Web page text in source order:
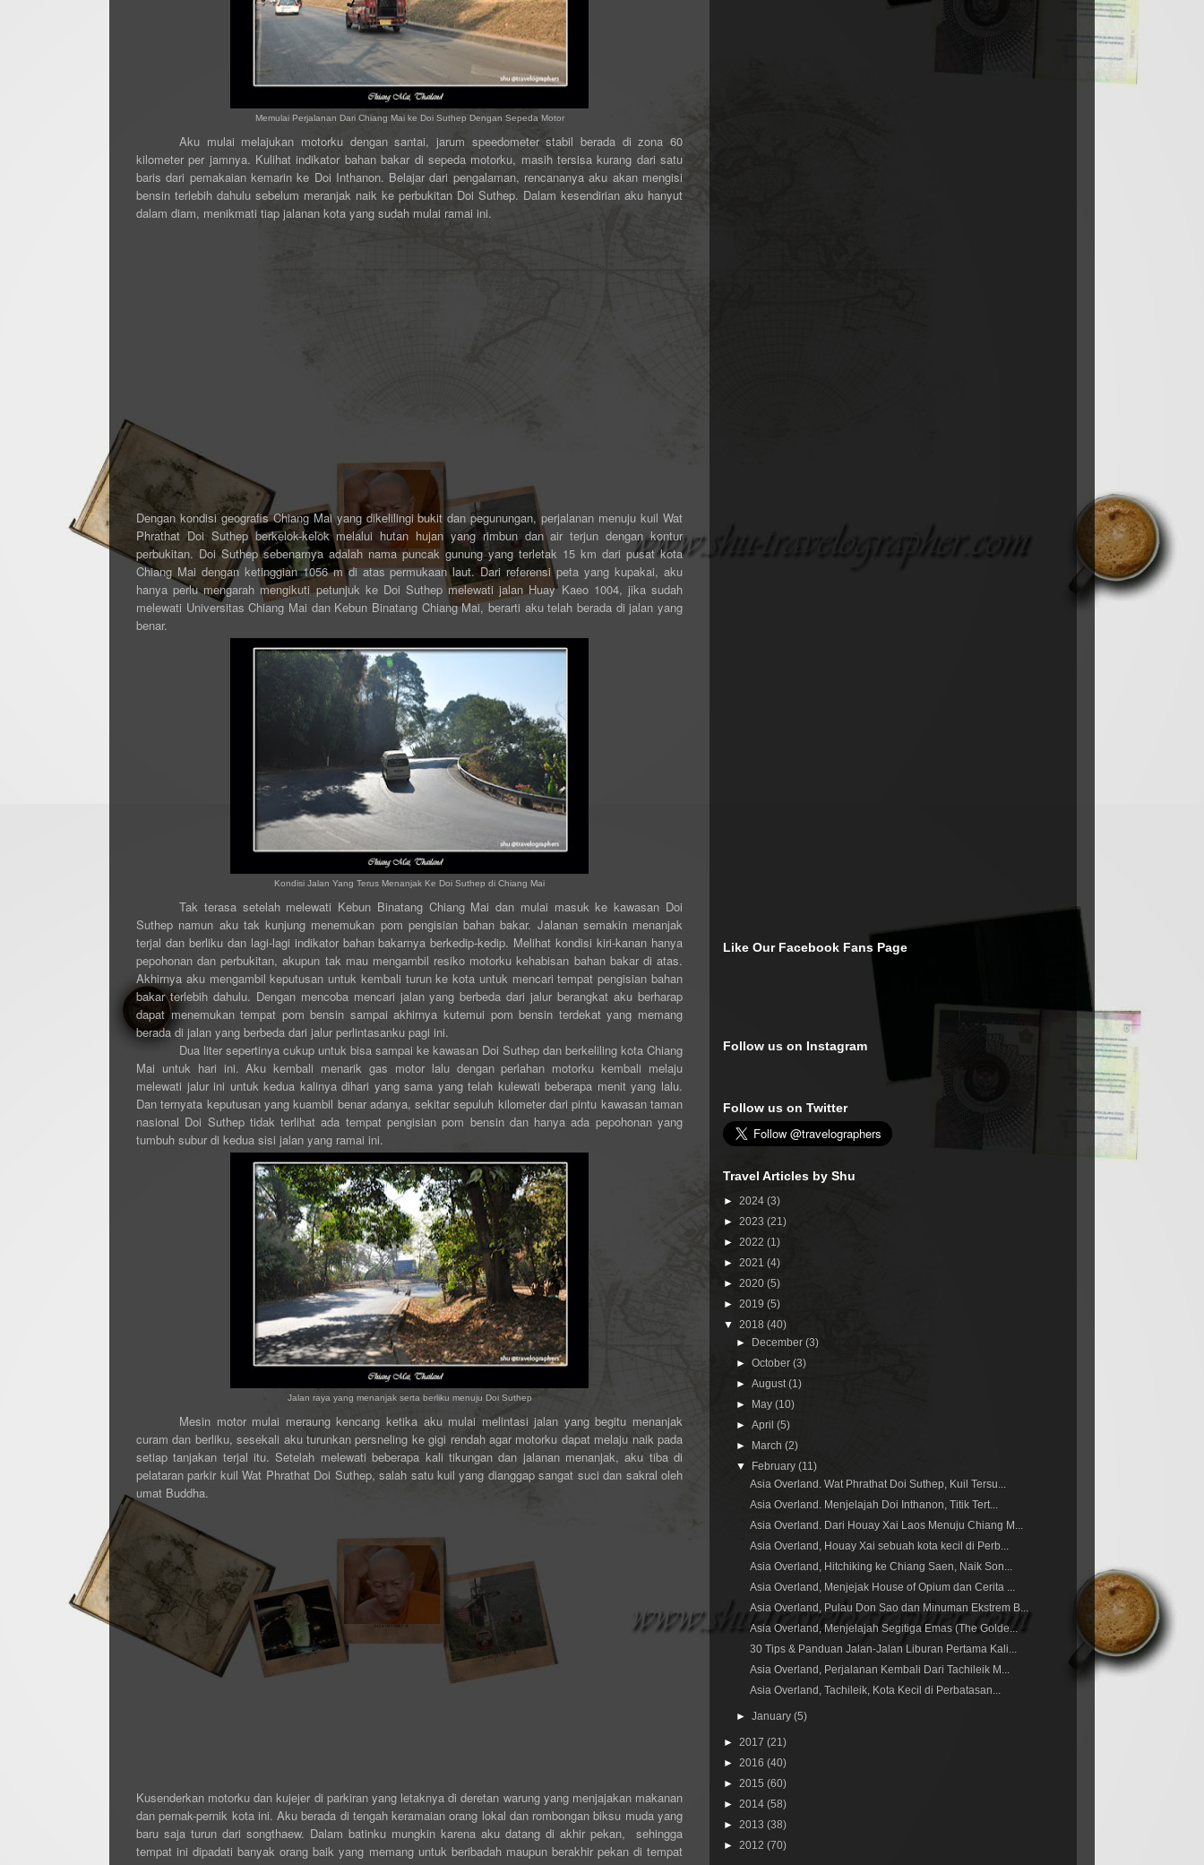
Memulai Perjalanan Dari Chiang Mai ke Doi Suthep Dengan Sepeda Motor
Aku mulai melajukan motorku dengan santai, jarum speedometer stabil berada di zona 60
kilometer per jamnya. Kulihat indikator bahan bakar di sepeda motorku, masih tersisa kurang dari satu
baris dari pemakaian kemarin ke Doi Inthanon. Belajar dari pengalaman, rencananya aku akan mengisi
bensin terlebih dahulu sebelum meranjak naik ke perbukitan Doi Suthep. Dalam kesendirian aku hanyut
dalam diam, menikmati tiap jalanan kota yang sudah mulai ramai ini.
Dengan kondisi geografis Chiang Mai yang dikelilingi bukit dan pegunungan, perjalanan menuju kuil Wat
Phrathat Doi Suthep berkelok-kelok melalui hutan hujan yang rimbun dan air terjun dengan kontur
perbukitan. Doi Suthep sebenarnya adalah nama puncak gunung yang terletak 15 km dari pusat kota
Chiang Mai dengan ketinggian 1056 m di atas permukaan laut. Dari referensi peta yang kupakai, aku
hanya perlu mengarah mengikuti petunjuk ke Doi Suthep melewati jalan Huay Kaeo 1004, jika sudah
melewati Universitas Chiang Mai dan Kebun Binatang Chiang Mai, berarti aku telah berada di jalan yang
benar.
Kondisi Jalan Yang Terus Menanjak Ke Doi Suthep di Chiang Mai
Tak terasa setelah melewati Kebun Binatang Chiang Mai dan mulai masuk ke kawasan Doi
Suthep namun aku tak kunjung menemukan pom pengisian bahan bakar. Jalanan semakin menanjak
terjal dan berliku dan lagi-lagi indikator bahan bakarnya berkedip-kedip. Melihat kondisi kiri-kanan hanya
pepohonan dan perbukitan, akupun tak mau mengambil resiko motorku kehabisan bahan bakar di atas.
Akhirnya aku mengambil keputusan untuk kembali turun ke kota untuk mencari tempat pengisian bahan
bakar terlebih dahulu. Dengan mencoba mencari jalan yang berbeda dari jalur berangkat aku berharap
dapat menemukan tempat pom bensin sampai akhirnya kutemui pom bensin terdekat yang memang
berada di jalan yang berbeda dari jalur perlintasanku pagi ini.
Dua liter sepertinya cukup untuk bisa sampai ke kawasan Doi Suthep dan berkeliling kota Chiang
Mai untuk hari ini.Aku kembali menarik gas motorlalu dengan perlahan motorku kembali melaju
melewati jalur ini untuk kedua kalinya dihari yang sama yang telah kulewati beberapa menit yang lalu.
Dan ternyata keputusan yang kuambil benar adanya, sekitar sepuluh kilometer dari pintu kawasan taman
nasional Doi Suthep tidak terlihat ada tempat pengisian pom bensin dan hanya ada pepohonan yang
tumbuh subur di kedua sisi jalan yang ramai ini.
Jalan raya yang menanjak serta berliku menuju Doi Suthep
Mesin motor mulai meraung kencang ketika aku mulai melintasi jalan yang begitu menanjak
curam dan berliku, sesekali aku turunkan persneling ke gigi rendah agar motorku dapat melaju naik pada
setiap tanjakan terjal itu. Setelah melewati beberapa kali tikungan dan jalanan menanjak, aku tiba di
pelataran parkir kuil Wat Phrathat Doi Suthep, salah satu kuil yang dianggap sangat suci dan sakral oleh
umat Buddha.
Kusenderkan motorku dan kujejer di parkiran yang letaknya di deretan warung yang menjajakan makanan
dan pernak-pernik kota ini. Aku berada di tengah keramaian orang lokal dan rombongan biksu muda yang
baru saja turun dari songthaew. Dalam batinku mungkin karena aku datang di akhir pekan, sehingga
tempat ini dipadati banyak orang baik yang memang untuk beribadah maupun berakhir pekan di tempat
Like Our Facebook Fans Page
Follow us on Instagram
Follow us on Twitter
Travel Articles by Shu
► 2024 (3)
► 2023 (21)
► 2022 (1)
► 2021 (4)
► 2020 (5)
► 2019 (5)
▼ 2018 (40)
►
December(3)
►October(3)
►August(1)
►
May(10)
►April(5)
►
March(2)
▼
February(11)
Asia Overland. Wat Phrathat Doi Suthep, Kuil Tersu...
Asia Overland. Menjelajah Doi Inthanon, Titik Tert...
Asia Overland. Dari Houay Xai Laos Menuju Chiang M...
Asia Overland, Houay Xai sebuah kota kecil di Perb...
Asia Overland, Hitchiking ke Chiang Saen, Naik Son...
Asia Overland, Menjejak House of Opium dan Cerita ...
Asia Overland, Pulau Don Sao dan Minuman Ekstrem B...
Asia Overland, Menjelajah Segitiga Emas (The Golde...
30 Tips & Panduan Jalan-Jalan Liburan Pertama Kali...
Asia Overland, Perjalanan Kembali Dari Tachileik M...
Asia Overland, Tachileik, Kota Kecil di Perbatasan...
►January(5)
► 2017 (21)
► 2016 (40)
► 2015 (60)
► 2014 (58)
► 2013 (38)
► 2012 (70)